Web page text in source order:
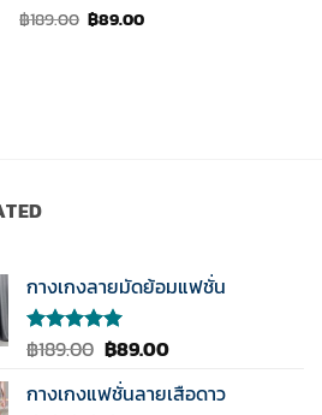
ให้
฿189.00 Original
price
฿89.00Current
กางเกงลายมัดย้อมแฟชั่น
ให้คะแนน
คะแนน
฿189.00 Original
was:
฿89.00Current
is:
กางเกงแฟชั่นลายเสือดาว